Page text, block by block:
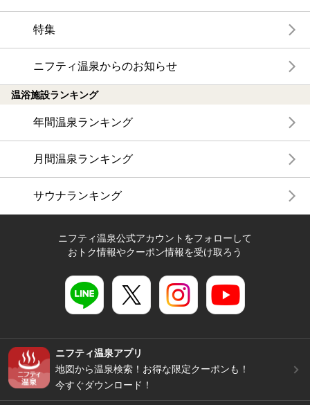
特集
ニフティ温泉からのお知らせ
温浴施設ランキング
年間温泉ランキング
月間温泉ランキング
サウナランキング
ニフティ温泉公式アカウントをフォローして
おトク情報やクーポン情報を受け取ろう
ニフティ温泉アプリ
地図から温泉検索！お得な限定クーポンも！
今すぐダウンロード！